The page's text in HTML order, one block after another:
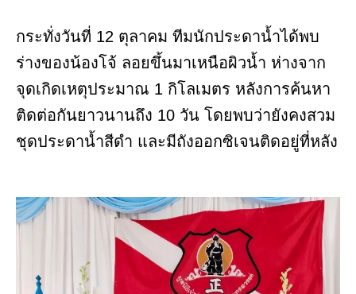
กระทั่งวันที่ 12 ตุลาคม ทีมนักประดาน้ำได้พบ
ร่างของน้องโจ้ ลอยขึ้นมาเหนือผิวน้ำ ห่างจาก
จุดเกิดเหตุประมาณ 1 กิโลเมตร หลังการค้นหา
ติดต่อกันยาวนานถึง 10 วัน โดยพบว่ายังคงสวม
ชุดประดาน้ำสีดำ และมีถังออกซิเจนติดอยู่ที่หลัง